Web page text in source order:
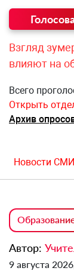
Взгляд
влияют на
Всего
Открыть
Архив
Новости
Автор:
9 августа